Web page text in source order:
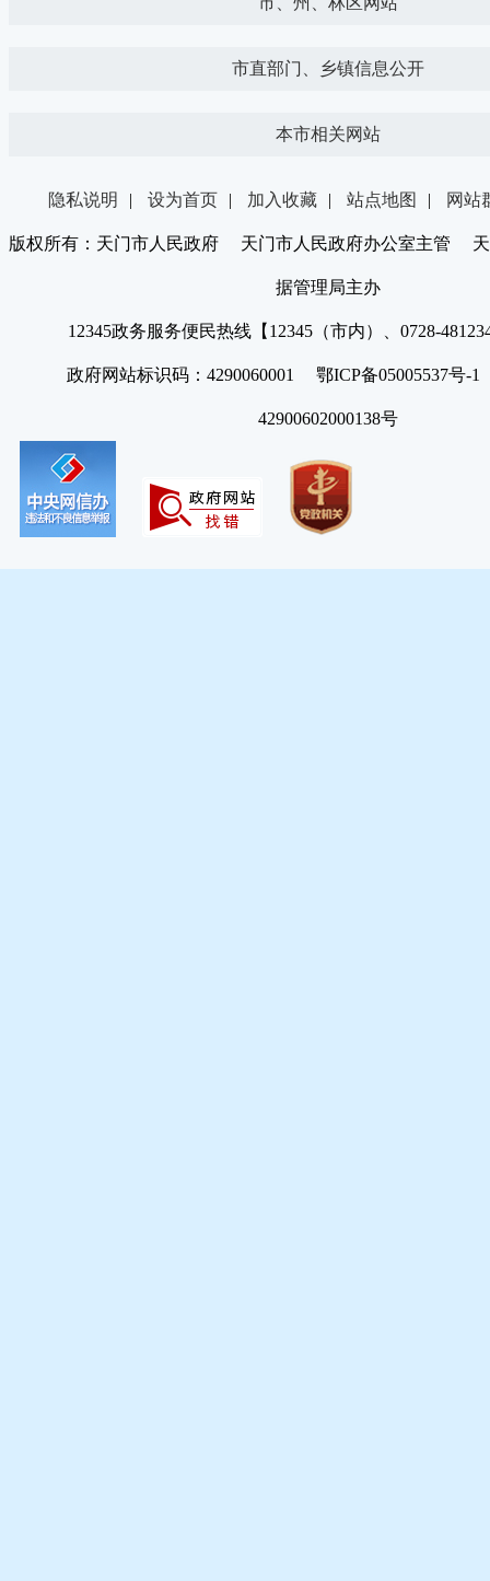
市直部门、乡镇信息公开
本市相关网站
隐私说明 | 设为首页 | 加入收藏 | 站点地图 | 网站
版权所有：天门市人民政府 天门市人民政府办公室主管 天
据管理局主办
12345政务服务便民热线【12345（市内）、0728-
政府网站标识码：4290060001 鄂ICP备05005537号
42900602000138号